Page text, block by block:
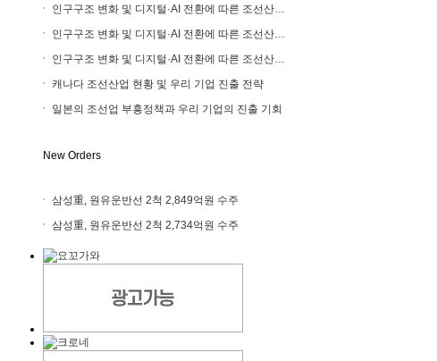
인구구조 변화 및 디지털·AI 전환에 따른 조선산…
인구구조 변화 및 디지털·AI 전환에 따른 조선산…
인구구조 변화 및 디지털·AI 전환에 따른 조선산…
캐나다 조선산업 현황 및 우리 기업 진출 전략
일본의 조선업 부흥정책과 우리 기업의 진출 기회
New Orders
삼성重, 원유운반선 2척 2,849억원 수주
삼성重, 원유운반선 2척 2,734억원 수주